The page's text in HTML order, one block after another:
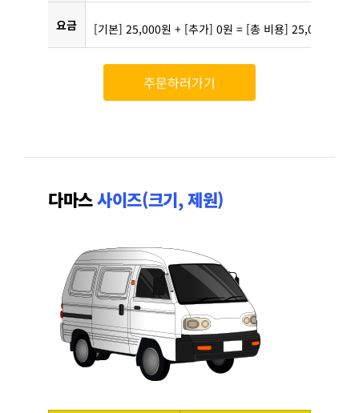
요금 [기본] 25,000원 + [추가] 0원 = [총 비용] 25,000원
주문하러가기
다마스사이즈(크기, 제원)